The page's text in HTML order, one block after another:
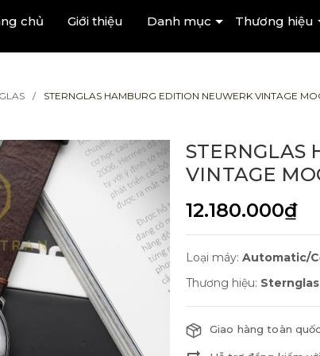
chủ Giới thiệu Danh mục Thương hiệu
STERNGLAS HAMBURG EDITION NEUWERK VINTAGE
STERNGLAS
VINTAGE
12.180.000₫
Loại máy: Automatic/
Thương hiệu: Sternglas
Giao hàng toàn quốc